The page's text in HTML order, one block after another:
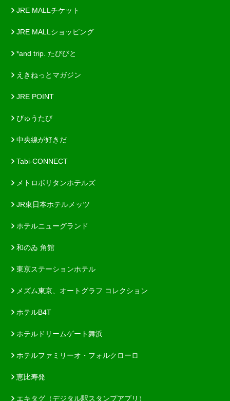
JRE MALLチケット
JRE MALLショッピング
*and trip. たびびと
えきねっとマガジン
JRE POINT
びゅうたび
中央線が好きだ
Tabi-CONNECT
メトロポリタンホテルズ
JR東日本ホテルメッツ
ホテルニューグランド
和のゐ 角館
東京ステーションホテル
メズム東京、オートグラフ コレクション
ホテルB4T
ホテルドリームゲート舞浜
ホテルファミリーオ・フォルクローロ
恵比寿発
エキタグ（デジタル駅スタンプアプリ）